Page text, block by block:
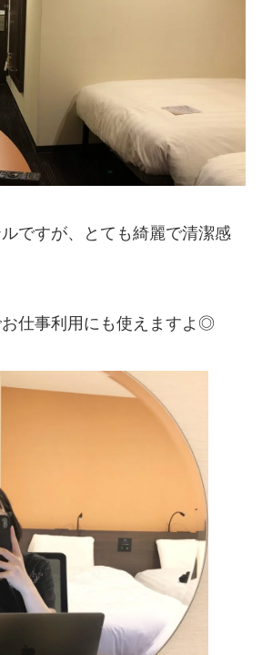
ですが、とても綺麗で清潔感
仕事利用にも使えますよ◎